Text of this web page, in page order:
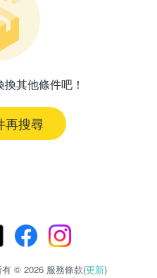
其他條件吧！
再搜尋
© 2026 服務條款(更新)